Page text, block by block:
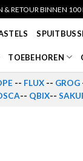
& RETOUR BINNEN 100
TOEBEHOREN
-- FLUX -- GROG
-- QBIX--